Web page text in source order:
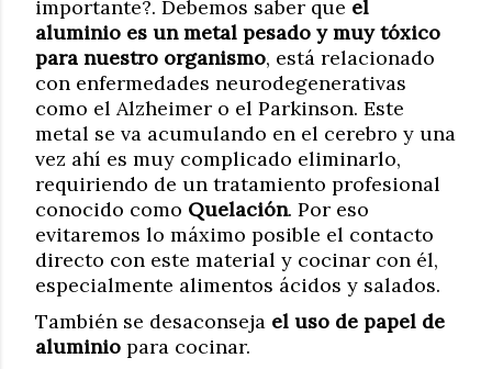
importante?. Debemos saber que el
aluminio es un metal pesado y muy tóxico
para nuestro organismo, está relacionado
con enfermedades neurodegenerativas
como el Alzheimer o el Parkinson. Este
metal se va acumulando en el cerebro y una
vez ahí es muy complicado eliminarlo,
requiriendo de un tratamiento profesional
conocido como Quelación. Por eso
evitaremos lo máximo posible el contacto
directo con este material y cocinar con él,
especialmente alimentos ácidos y salados.
También se desaconseja el uso de papel de
aluminio para cocinar.